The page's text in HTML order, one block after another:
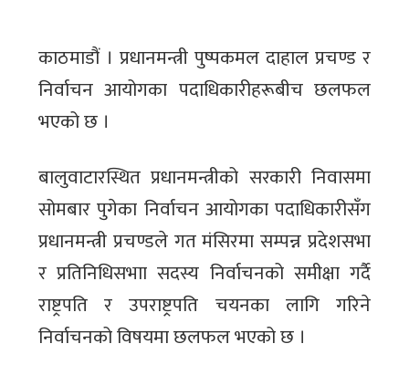
काठमाडौं । प्रधानमन्त्री पुष्पकमल दाहाल प्रचण्ड र
निर्वाचन आयोगका पदाधिकारीहरूबीच छलफल
भएको छ ।
बालुवाटारस्थित प्रधानमन्त्रीको सरकारी निवासमा
सोमबार पुगेका निर्वाचन आयोगका पदाधिकारीसँग
प्रधानमन्त्री प्रचण्डले गत मंसिरमा सम्पन्न प्रदेशसभा
र प्रतिनिधिसभाा सदस्य निर्वाचनको समीक्षा गर्दै
राष्ट्रपति र उपराष्ट्रपति चयनका लागि गरिने
निर्वाचनको विषयमा छलफल भएको छ ।